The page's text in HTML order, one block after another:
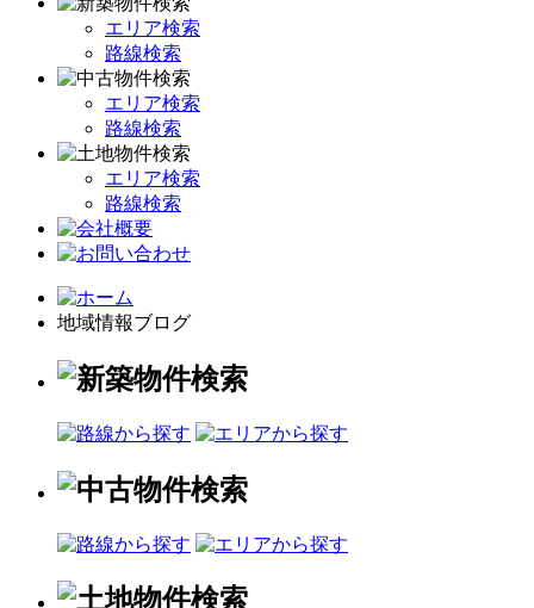
エリア検索
路線検索
エリア検索
路線検索
エリア検索
路線検索
地域情報ブログ